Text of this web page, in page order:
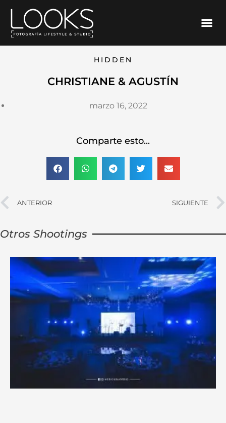
contenido
HIDDEN
CHRISTIANE & AGUSTÍN
marzo 16, 2022
Comparte esto...
Ant
ANTERIOR SIGUIENTE
Otros Shootings